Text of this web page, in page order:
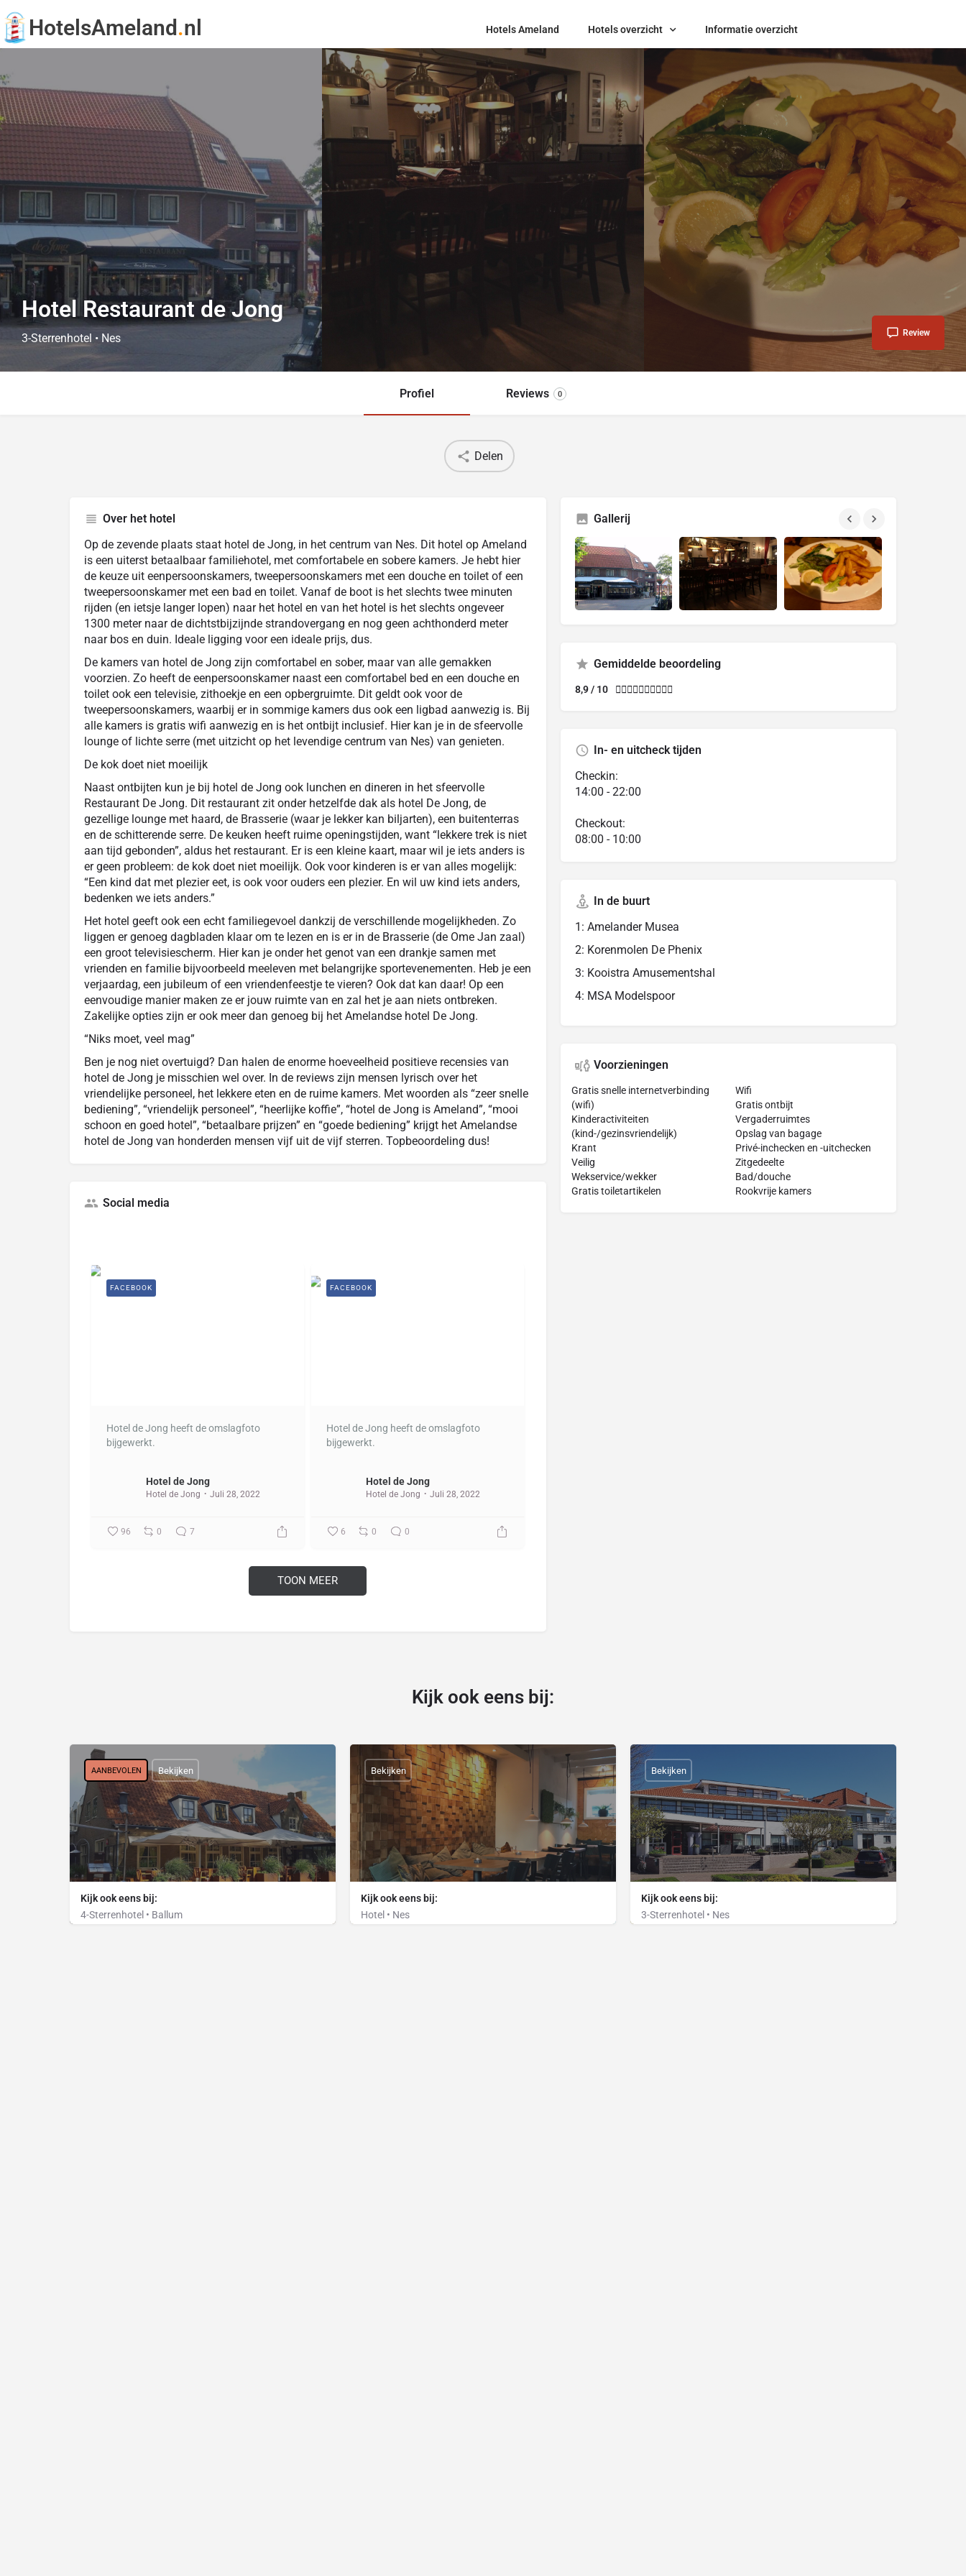
HotelsAmeland .nl Hotels Ameland Hotels overzicht Informatie overzicht
Hotel Restaurant de Jong
3-Sterrenhotel • Nes Review
Profiel Reviews 0
Delen
Over het hotel
Op de zevende plaats staat hotel de Jong, in het centrum van Nes. Dit hotel op Ameland
is een uiterst betaalbaar familiehotel, met comfortabele en sobere kamers. Je hebt hier
de keuze uit eenpersoonskamers, tweepersoonskamers met een douche en toilet of een
tweepersoonskamer met een bad en toilet. Vanaf de boot is het slechts twee minuten
rijden (en ietsje langer lopen) naar het hotel en van het hotel is het slechts ongeveer
1300 meter naar de dichtstbijzijnde strandovergang en nog geen achthonderd meter
naar bos en duin. Ideale ligging voor een ideale prijs, dus.
De kamers van hotel de Jong zijn comfortabel en sober, maar van alle gemakken
voorzien. Zo heeft de eenpersoonskamer naast een comfortabel bed en een douche en
toilet ook een televisie, zithoekje en een opbergruimte. Dit geldt ook voor de
tweepersoonskamers, waarbij er in sommige kamers dus ook een ligbad aanwezig is. Bij
alle kamers is gratis wifi aanwezig en is het ontbijt inclusief. Hier kan je in de sfeervolle
lounge of lichte serre (met uitzicht op het levendige centrum van Nes) van genieten.
De kok doet niet moeilijk
Naast ontbijten kun je bij hotel de Jong ook lunchen en dineren in het sfeervolle
Restaurant De Jong. Dit restaurant zit onder hetzelfde dak als hotel De Jong, de
gezellige lounge met haard, de Brasserie (waar je lekker kan biljarten), een buitenterras
en de schitterende serre. De keuken heeft ruime openingstijden, want “lekkere trek is niet
aan tijd gebonden”, aldus het restaurant. Er is een kleine kaart, maar wil je iets anders is
er geen probleem: de kok doet niet moeilijk. Ook voor kinderen is er van alles mogelijk:
“Een kind dat met plezier eet, is ook voor ouders een plezier. En wil uw kind iets anders,
bedenken we iets anders.”
Het hotel geeft ook een echt familiegevoel dankzij de verschillende mogelijkheden. Zo
liggen er genoeg dagbladen klaar om te lezen en is er in de Brasserie (de Ome Jan zaal)
een groot televisiescherm. Hier kan je onder het genot van een drankje samen met
vrienden en familie bijvoorbeeld meeleven met belangrijke sportevenementen. Heb je een
verjaardag, een jubileum of een vriendenfeestje te vieren? Ook dat kan daar! Op een
eenvoudige manier maken ze er jouw ruimte van en zal het je aan niets ontbreken.
Zakelijke opties zijn er ook meer dan genoeg bij het Amelandse hotel De Jong.
“Niks moet, veel mag”
Ben je nog niet overtuigd? Dan halen de enorme hoeveelheid positieve recensies van
hotel de Jong je misschien wel over. In de reviews zijn mensen lyrisch over het
vriendelijke personeel, het lekkere eten en de ruime kamers. Met woorden als “zeer snelle
bediening”, “vriendelijk personeel”, “heerlijke koffie”, “hotel de Jong is Ameland”, “mooi
schoon en goed hotel”, “betaalbare prijzen” en “goede bediening” krijgt het Amelandse
hotel de Jong van honderden mensen vijf uit de vijf sterren. Topbeoordeling dus!
Social media
Hotel de Jong heeft de omslagfoto
bijgewerkt.
Hotel de Jong
Hotel de Jong Juli 28, 2022
FACEBOOK
96 0 7
Hotel de Jong heeft de omslagfoto
bijgewerkt.
Hotel de Jong
Hotel de Jong Juli 28, 2022
FACEBOOK
6 0 0
TOON MEER
Gallerij
Gemiddelde beoordeling
8,9 / 10 
In- en uitcheck tijden
Checkin:
14:00 - 22:00
Checkout:
08:00 - 10:00
In de buurt
1: Amelander Musea
2: Korenmolen De Phenix
3: Kooistra Amusementshal
4: MSA Modelspoor
Voorzieningen
Gratis snelle internetverbinding
(wifi)
Wifi
Gratis ontbijt
Kinderactiviteiten
(kind-/gezinsvriendelijk)
Vergaderruimtes
Opslag van bagage
Krant
Privé-inchecken en -uitchecken
Veilig
Zitgedeelte
Wekservice/wekker
Bad/douche
Gratis toiletartikelen
Rookvrije kamers
Kijk ook eens bij:
Kijk ook eens bij:
4-Sterrenhotel • Ballum
AANBEVOLEN Bekijken
Kijk ook eens bij:
Hotel • Nes
Bekijken
Kijk ook eens bij:
3-Sterrenhotel • Nes
Bekijken